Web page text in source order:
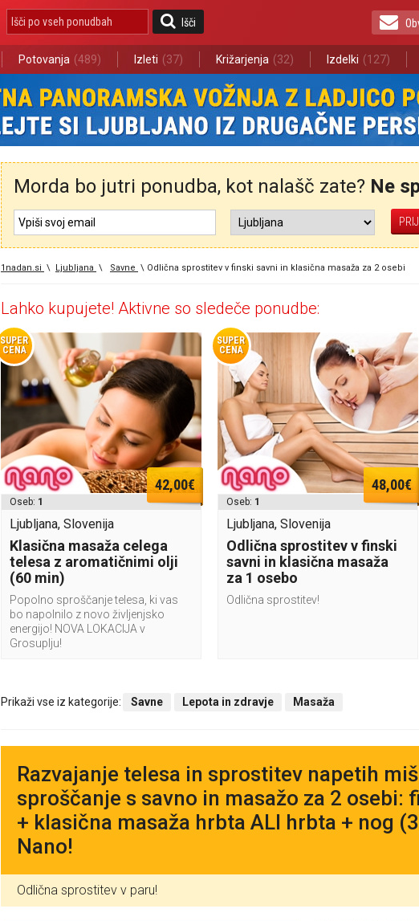
Išči
Potovanja (489) Izleti (37) Križarjenja (32) Izdelki (127)
Morda bo jutri ponudba, kot nalašč zate? Ne
1nadan.si \ Ljubljana \ Savne \ Odlična sprostitev v finski savni in klasična masaža za 2 osebi
Lahko kupujete! Aktivne so sledeče ponudbe:
SUPER
CENA
42,00€
Oseb: 1
Ljubljana, Slovenija
Klasična masaža celega
telesa z aromatičnimi olji
(60 min)
Popolno sproščanje telesa, ki vas
bo napolnilo z novo življenjsko
energijo! NOVA LOKACIJA v
Grosuplju!
SUPER
CENA
48,00€
Oseb: 1
Ljubljana, Slovenija
Odlična sprostitev v finski
savni in klasična masaža
za 1 osebo
Odlična sprostitev!
Prikaži vse iz kategorije: Savne Lepota in zdravje Masaža
Razvajanje telesa in sprostitev napetih
sproščanje s savno in masažo za 2 osebi:
+ klasična masaža hrbta ALI hrbta + nog
Nano!
Odlična sprostitev v paru!